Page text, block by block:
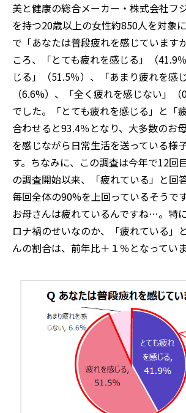
美と健康の総合メーカー・株式会社フ
を持つ20歳以上の女性約850人を対象
で「あなたは普段疲れを感じています
ころ、「とても疲れを感じる」（41.9
じる」（51.5％）、「あまり疲れを感じ
（6.6%）、「全く疲れを感じない」
でした。「とても疲れを感じる」と「
合わせると93.4％となり、大多数のお
を感じながら日常生活を送っている様
す。ちなみに、この調査は今年で12回
の調査開始以来、「疲れている」と回
毎回全体の90%を上回っているそうで
お母さんは疲れているんですね…。特
ロナ禍のせいなのか、「疲れている」
んの割合は、前年比＋１％となっていま